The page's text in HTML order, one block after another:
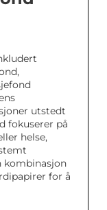
utstedt
fokuserer på
helse,
kombinasjon
for å